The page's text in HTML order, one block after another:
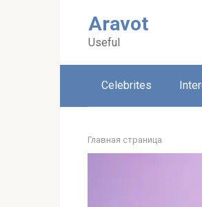
Aravot
Useful
Celebrites
Главная страница